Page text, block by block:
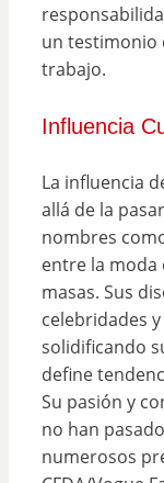
un testimonio
trabajo.
Influencia
La influencia
allá de la
nombres
entre la moda
masas. Sus
celebridades
solidificando
define
Su pasión y
no han
numerosos